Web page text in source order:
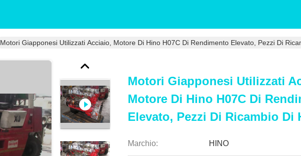
Motori Giapponesi Utilizzati Acciaio, Motore Di Hino H07C Di Rendimento Elevato, Pezzi Di
Motori Giapponesi Utilizzati
Motore Di Hino H07C Di
Elevato, Pezzi Di Ricambio Di
Marchio: HINO